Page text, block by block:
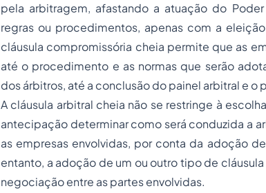
pela arbitragem, afastando a atuação do
regras ou procedimentos, apenas com a
cláusula compromissória cheia permite que as
até o procedimento e as normas que serão
dos árbitros, até a conclusão do painel arbitral e o
A cláusula arbitral cheia não se restringe à
antecipação determinar como será conduzida a
as empresas envolvidas, por conta da adoção
entanto, a adoção de um ou outro tipo de
negociação entre as partes envolvidas.